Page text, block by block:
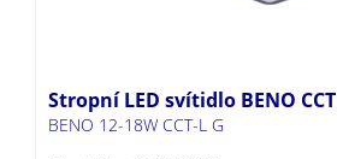
Stropní LED svítidlo BENO CCT
BENO 12-18W CCT-L G